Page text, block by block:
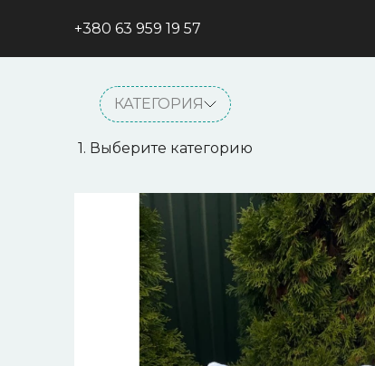
+380 63 959 19 57
КАТЕГОРИЯ
1. Выберите категорию